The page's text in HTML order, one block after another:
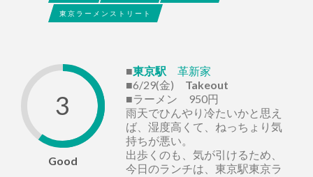
東京ラーメンストリート
3
Good
■東京駅
革新家
■6/29(金) Takeout
■ラーメン 950円
雨天でひんやり冷たいかと思え
ば、湿度高くて、ねっちょり気
持ちが悪い。
出歩くのも、気が引けるため、
今日のランチは、東京駅東京ラ